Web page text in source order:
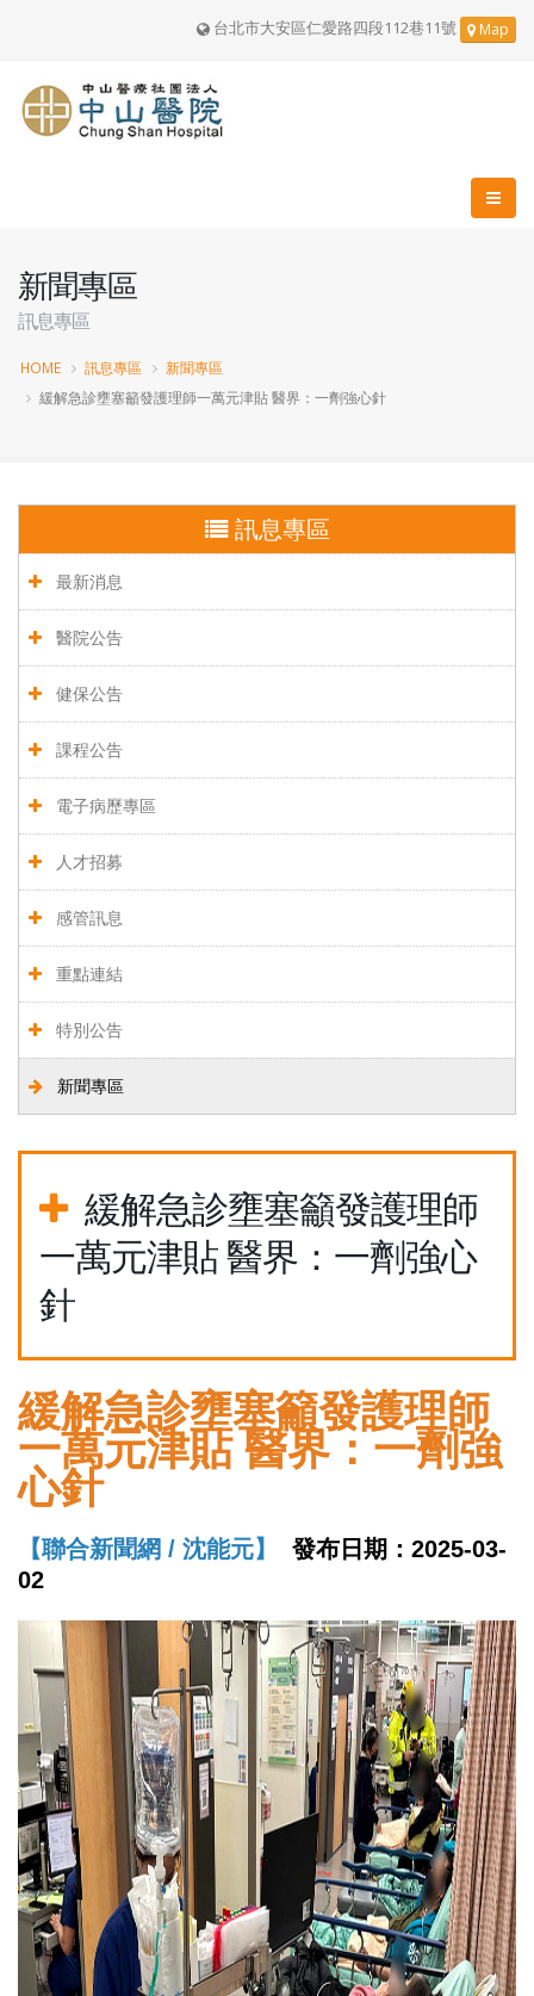
台北市大安區仁愛路四段112巷11號 Map
新聞專區
訊息專區
HOME 訊息專區
新聞專區
緩解急診壅塞籲發護理師一萬元津貼 醫界：一劑強心針
訊息專區
最新消息
醫院公告
健保公告
課程公告
電子病歷專區
人才招募
感管訊息
重點連結
特別公告
新聞專區
緩解急診壅塞籲發護理師
一萬元津貼 醫界：一劑強心
針
緩解急診壅塞籲發護理師
一萬元津貼 醫界：一劑強
心針
【聯合新聞網 / 沈能元】
發布日期：2025-03-
02